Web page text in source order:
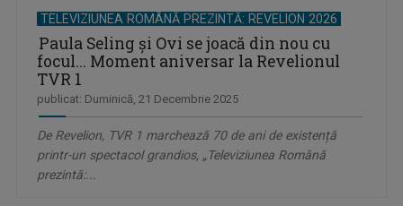
TELEVIZIUNEA ROMÂNĂ PREZINTĂ: REVELION 2026
Paula Seling şi Ovi se joacă din nou cu
focul... Moment aniversar la Revelionul
TVR 1
publicat: Duminică, 21 Decembrie 2025
De Revelion, TVR 1 marchează 70 de ani de existență
printr-un spectacol grandios, „Televiziunea Română
prezintă:...